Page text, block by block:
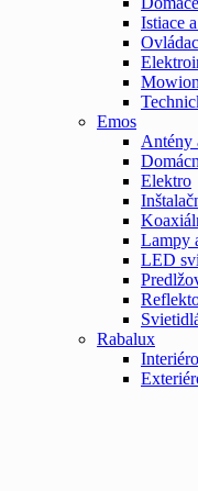
Istiace
Mowion
Emos
Antény
Elektro
Lampy
LED
Rabalux